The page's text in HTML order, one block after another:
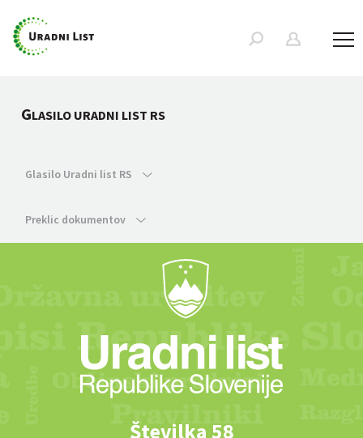
GLASILO URADNI LIST RS
Glasilo Uradni list RS
Preklic dokumentov
Številka 58